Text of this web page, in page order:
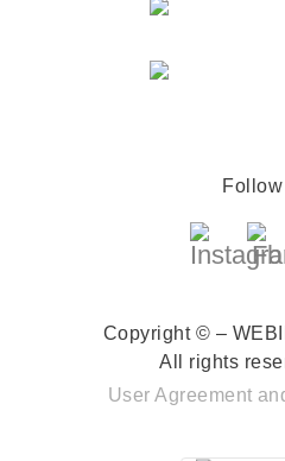
Copyright © –
All rights
User Agreement